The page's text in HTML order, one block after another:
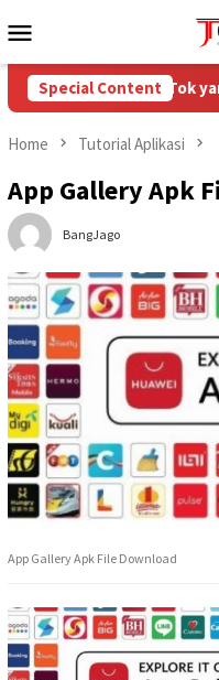
to
Menu
Special Content
Akun TikTok yang
Home Tutorial Aplikasi
App Gallery Apk
BangJago
App Gallery Apk File Download